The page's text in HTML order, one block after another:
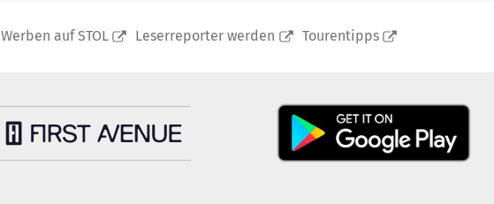
Werben auf STOL Leserreporter werden Tourentipps